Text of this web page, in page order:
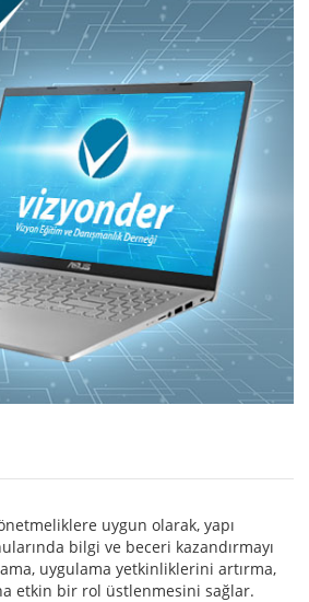
uygun olarak, yapı
bilgi ve beceri kazandırmayı
uygulama yetkinliklerini artırma,
etkin bir rol üstlenmesini sağlar.